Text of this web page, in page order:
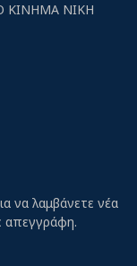
ΚΙΝΗΜΑ ΝΙΚΗ
να λαμβάνετε νέα
απεγγράφη.